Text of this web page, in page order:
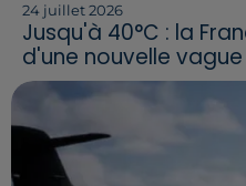
24 juillet 2026
Jusqu'à 40°C : la
d'une nouvelle vague